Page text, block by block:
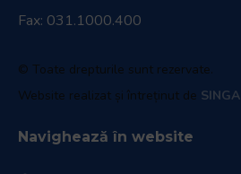
Fax: 031.1000.400
© Toate drepturile sunt rezervate.
Website realizat și întreținut de SINGA
Navighează în website